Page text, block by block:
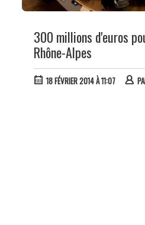
300 millions d'euros
Rhône-Alpes
18 FÉVRIER 2014 À 11:07